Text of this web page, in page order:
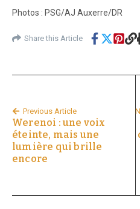
Photos : PSG/AJ Auxerre/DR
Share this Article
Previous Article
Werenoi : une voix
éteinte, mais une
lumière qui brille
encore